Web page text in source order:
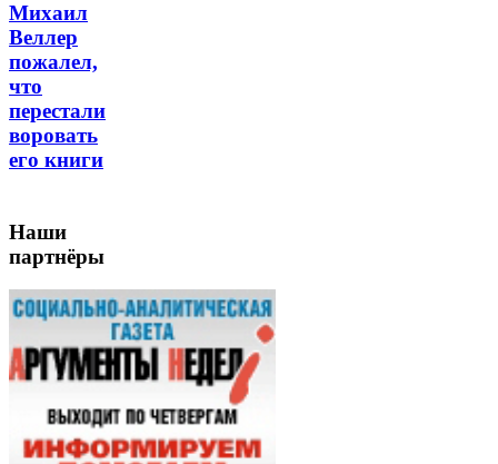
Михаил
Веллер
пожалел,
что
перестали
воровать
его книги
Наши
партнёры